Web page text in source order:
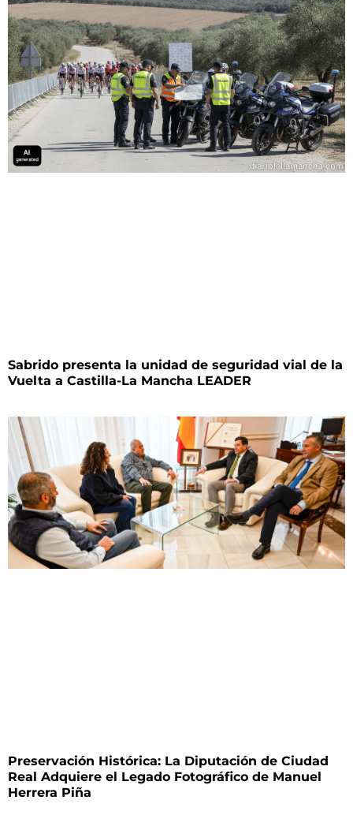
Sabrido presenta la unidad de seguridad vial de la
Vuelta a Castilla-La Mancha LEADER
Preservación Histórica: La Diputación de Ciudad
Real Adquiere el Legado Fotográfico de Manuel
Herrera Piña